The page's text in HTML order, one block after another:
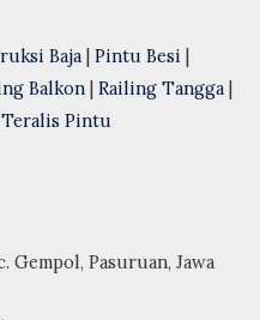
Baja Pintu Besi
Balkon Railing Tangga
Teralis Pintu
Gempol, Pasuruan, Jawa